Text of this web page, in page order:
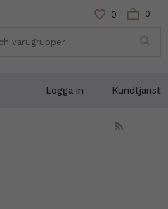
0 0
Logga in Kundtjänst